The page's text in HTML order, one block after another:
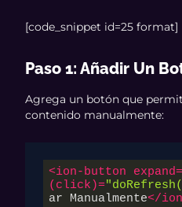
[code_snippet id=25 format]
Paso 1: Añadir Un
Agrega un botón que
contenido manualmente:
<ion-button expand=
( click )=
ar Manualmente</